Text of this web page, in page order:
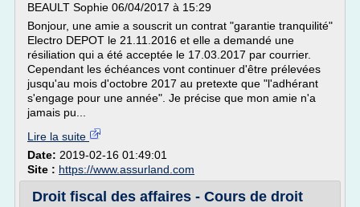
BEAULT Sophie 06/04/2017 à 15:29
Bonjour, une amie a souscrit un contrat "garantie tranquilité"
Electro DEPOT le 21.11.2016 et elle a demandé une
résiliation qui a été acceptée le 17.03.2017 par courrier.
Cependant les échéances vont continuer d'être prélevées
jusqu'au mois d'octobre 2017 au pretexte que "l'adhérant
s'engage pour une année". Je précise que mon amie n'a
jamais pu...
Lire la suite
Date: 2019-02-16 01:49:01
Site : https://www.assurland.com
Droit fiscal des affaires - Cours de droit